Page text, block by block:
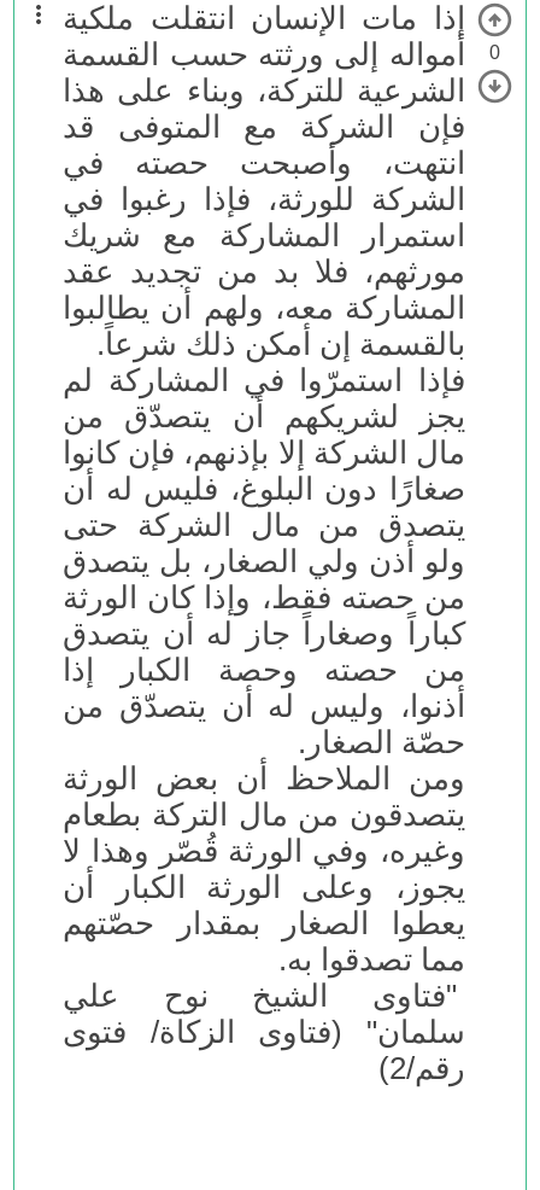
0
إذا مات الإنسان انتقلت ملكية
أمواله إلى ورثته حسب القسمة
الشرعية للتركة، وبناء على هذا
فإن الشركة مع المتوفى قد
انتهت، وأصبحت حصته في
الشركة للورثة، فإذا رغبوا في
استمرار المشاركة مع شريك
مورثهم، فلا بد من تجديد عقد
المشاركة معه، ولهم أن يطالبوا
بالقسمة إن أمكن ذلك شرعاً.
فإذا استمرّوا في المشاركة لم
يجز لشريكهم أن يتصدّق من
مال الشركة إلا بإذنهم، فإن كانوا
صغارًا دون البلوغ، فليس له أن
يتصدق من مال الشركة حتى
ولو أذن ولي الصغار، بل يتصدق
من حصته فقط، وإذا كان الورثة
كباراً وصغاراً جاز له أن يتصدق
من حصته وحصة الكبار إذا
أذنوا، وليس له أن يتصدّق من
حصّة الصغار.
ومن الملاحظ أن بعض الورثة
يتصدقون من مال التركة بطعام
وغيره، وفي الورثة قُصّر وهذا لا
يجوز، وعلى الورثة الكبار أن
يعطوا الصغار بمقدار حصّتهم
مما تصدقوا به.
"فتاوى الشيخ نوح علي
سلمان" (فتاوى الزكاة/ فتوى
رقم/2)